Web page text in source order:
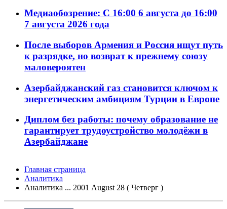
Медиаобозрение: С 16:00 6 августа до 16:00
7 августа 2026 года
После выборов Армения и Россия ищут путь
к разрядке, но возврат к прежнему союзу
маловероятен
Азербайджанский газ становится ключом к
энергетическим амбициям Турции в Европе
Диплом без работы: почему образование не
гарантирует трудоустройство молодёжи в
Азербайджане
Главная страница
Аналитика
Аналитика ... 2001 August 28 ( Четверг )